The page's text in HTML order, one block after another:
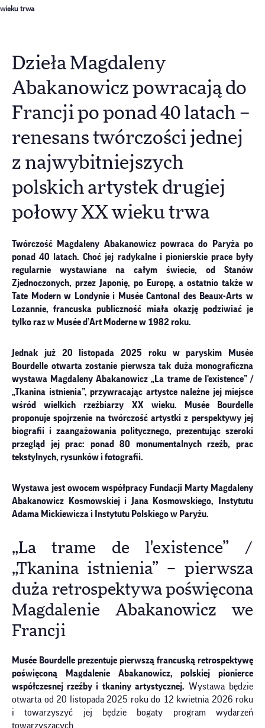
wieku trwa
Dzieła Magdaleny
Abakanowicz powracają do
Francji po ponad 40 latach –
renesans twórczości jednej
z najwybitniejszych
polskich artystek drugiej
połowy XX wieku trwa
Twórczość Magdaleny Abakanowicz powraca do Paryża po
ponad 40 latach. Choć jej radykalne i pionierskie prace były
regularnie wystawiane na całym świecie, od Stanów
Zjednoczonych, przez Japonię, po Europę, a ostatnio także w
Tate Modern w Londynie i Musée Cantonal des Beaux-Arts w
Lozannie, francuska publiczność miała okazję podziwiać je
tylko raz w Musée d’Art Moderne w 1982 roku.
Jednak już 20 listopada 2025 roku w paryskim Musée
Bourdelle otwarta zostanie pierwsza tak duża monograficzna
wystawa Magdaleny Abakanowicz „La trame de l'existence” /
„Tkanina istnienia”, przywracając artystce należne jej miejsce
wśród wielkich rzeźbiarzy XX wieku. Musée Bourdelle
proponuje spojrzenie na twórczość artystki z perspektywy jej
biografii i zaangażowania politycznego, prezentując szeroki
przegląd jej prac: ponad 80 monumentalnych rzeźb, prac
tekstylnych, rysunków i fotografii.
Wystawa jest owocem współpracy Fundacji Marty Magdaleny
Abakanowicz Kosmowskiej i Jana Kosmowskiego, Instytutu
Adama Mickiewicza i Instytutu Polskiego w Paryżu.
„La trame de l'existence” /
„Tkanina istnienia” – pierwsza
duża retrospektywa poświęcona
Magdalenie Abakanowicz we
Francji
Musée Bourdelle prezentuje pierwszą francuską retrospektywę
poświęconą Magdalenie Abakanowicz, polskiej pionierce
współczesnej rzeźby i tkaniny artystycznej. Wystawa będzie
otwarta od 20 listopada 2025 roku do 12 kwietnia 2026 roku
i towarzyszyć jej będzie bogaty program wydarzeń
towarzyszących.